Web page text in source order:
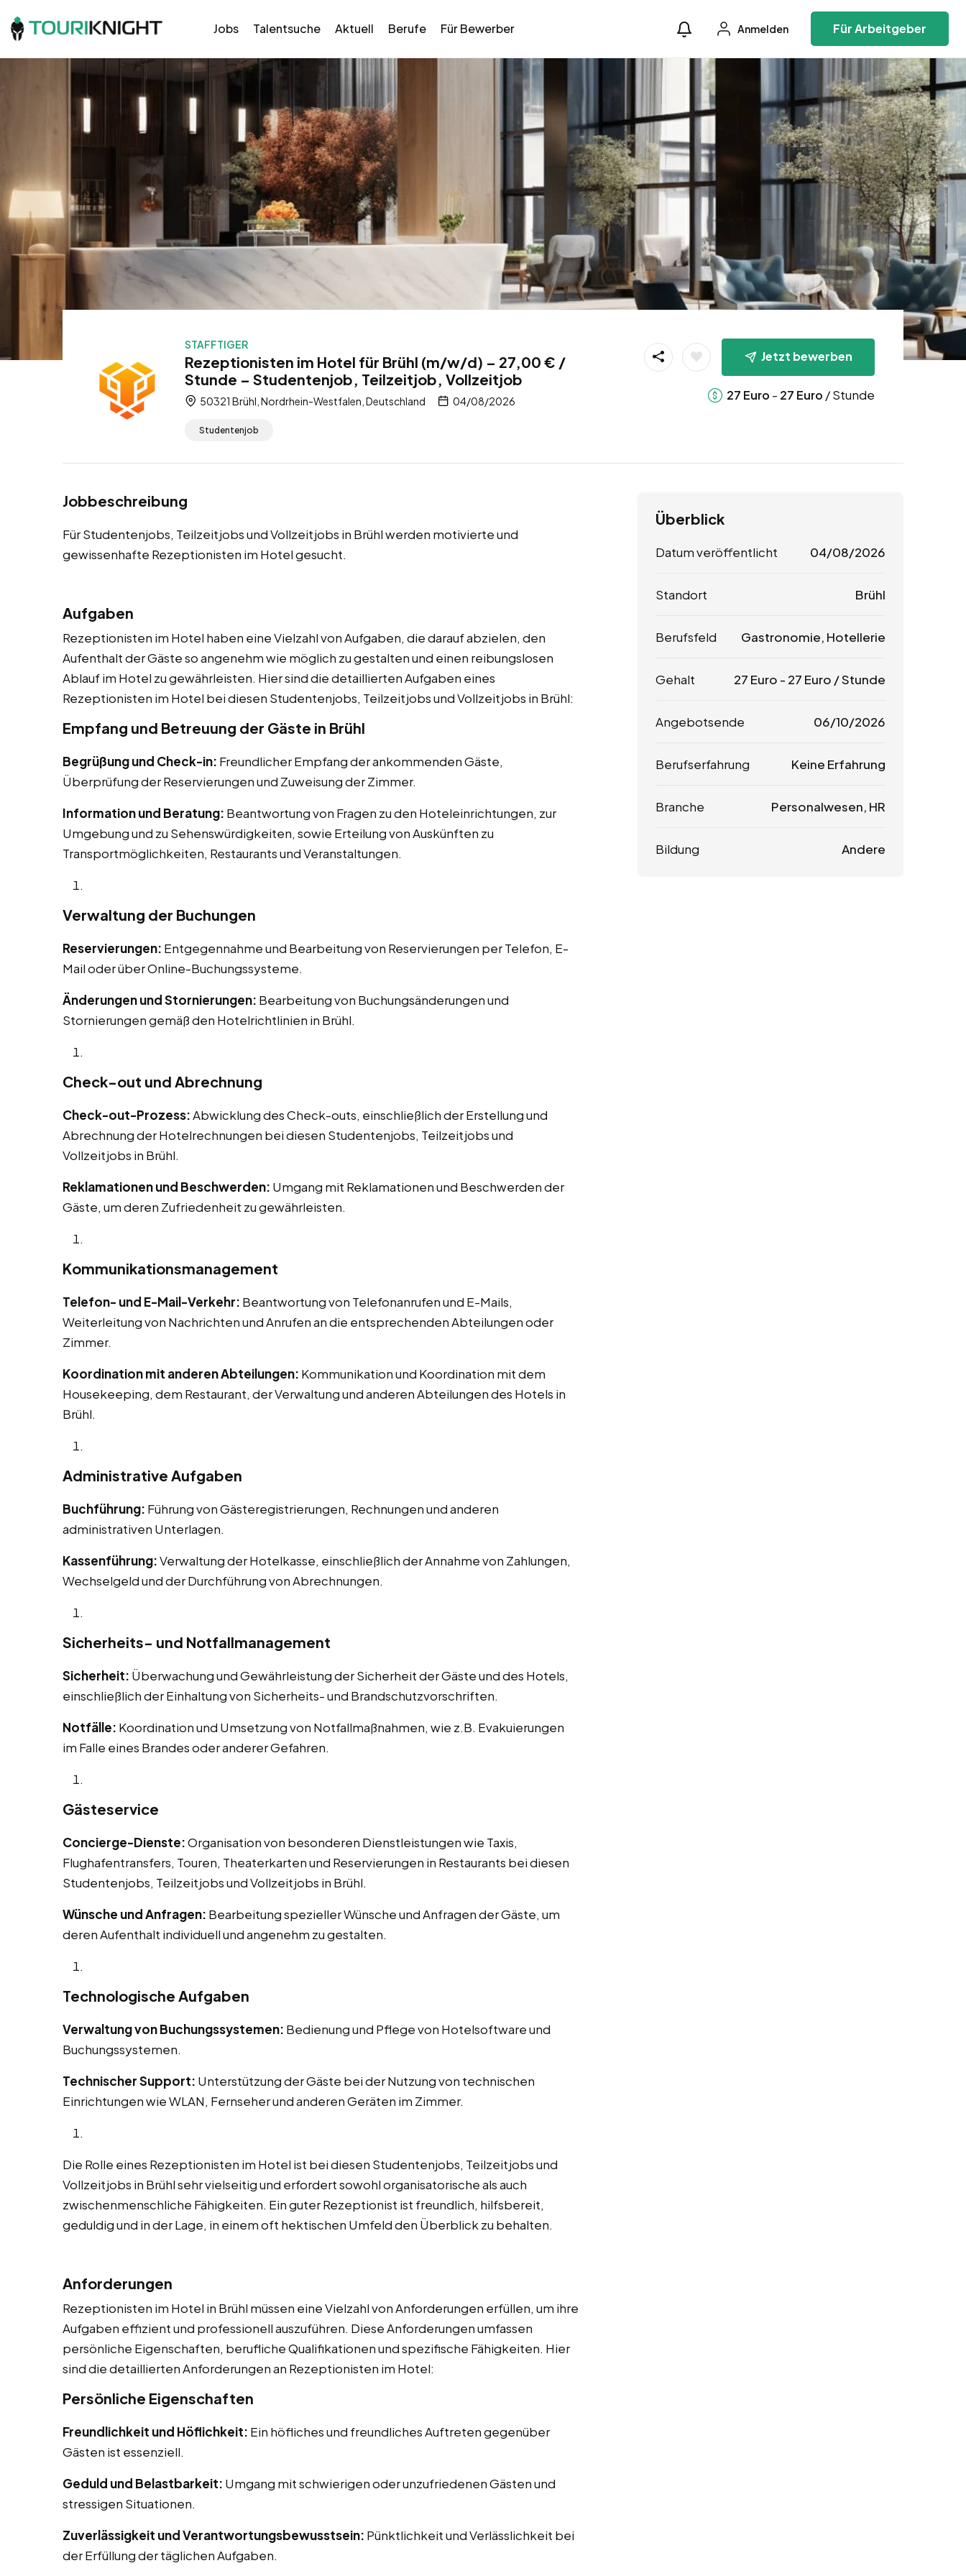
Jobs Talentsuche Aktuell Berufe Für Bewerber Anmelden Für Arbeitgeber
STAFFTIGER
Rezeptionisten im Hotel für Brühl (m/w/d) – 27,00 € /
Stunde – Studentenjob, Teilzeitjob, Vollzeitjob
50321 Brühl, Nordrhein-Westfalen, Deutschland 04/08/2026
Studentenjob
Jetzt bewerben
27 Euro - 27 Euro / Stunde
Jobbeschreibung
Für Studentenjobs, Teilzeitjobs und Vollzeitjobs in Brühl werden motivierte und
gewissenhafte Rezeptionisten im Hotel gesucht.
Aufgaben
Rezeptionisten im Hotel haben eine Vielzahl von Aufgaben, die darauf abzielen, den
Aufenthalt der Gäste so angenehm wie möglich zu gestalten und einen reibungslosen
Ablauf im Hotel zu gewährleisten. Hier sind die detaillierten Aufgaben eines
Rezeptionisten im Hotel bei diesen Studentenjobs, Teilzeitjobs und Vollzeitjobs in Brühl:
Empfang und Betreuung der Gäste in Brühl
Begrüßung und Check-in: Freundlicher Empfang der ankommenden Gäste,
Überprüfung der Reservierungen und Zuweisung der Zimmer.
Information und Beratung: Beantwortung von Fragen zu den Hoteleinrichtungen, zur
Umgebung und zu Sehenswürdigkeiten, sowie Erteilung von Auskünften zu
Transportmöglichkeiten, Restaurants und Veranstaltungen.
Verwaltung der Buchungen
Reservierungen: Entgegennahme und Bearbeitung von Reservierungen per Telefon, E-
Mail oder über Online-Buchungssysteme.
Änderungen und Stornierungen: Bearbeitung von Buchungsänderungen und
Stornierungen gemäß den Hotelrichtlinien in Brühl.
Check-out und Abrechnung
Check-out-Prozess:Abwicklung des Check-outs, einschließlich der Erstellung und
Abrechnung der Hotelrechnungen bei diesen Studentenjobs, Teilzeitjobs und
Vollzeitjobs in Brühl.
Reklamationen und Beschwerden: Umgang mit Reklamationen und Beschwerden der
Gäste, um deren Zufriedenheit zu gewährleisten.
Kommunikationsmanagement
Telefon- und E-Mail-Verkehr: Beantwortung von Telefonanrufen und E-Mails,
Weiterleitung von Nachrichten und Anrufen an die entsprechenden Abteilungen oder
Zimmer.
Koordination mit anderen Abteilungen: Kommunikation und Koordination mit dem
Housekeeping, dem Restaurant, der Verwaltung und anderen Abteilungen des Hotels in
Brühl.
Administrative Aufgaben
Buchführung: Führung von Gästeregistrierungen, Rechnungen und anderen
administrativen Unterlagen.
Kassenführung:Verwaltung der Hotelkasse, einschließlich der Annahme von Zahlungen,
Wechselgeld und der Durchführung von Abrechnungen.
Sicherheits- und Notfallmanagement
Sicherheit: Überwachung und Gewährleistung der Sicherheit der Gäste und des Hotels,
einschließlich der Einhaltung von Sicherheits- und Brandschutzvorschriften.
Notfälle: Koordination und Umsetzung von Notfallmaßnahmen, wie z.B. Evakuierungen
im Falle eines Brandes oder anderer Gefahren.
Gästeservice
Concierge-Dienste:Organisation von besonderen Dienstleistungen wie Taxis,
Flughafentransfers, Touren, Theaterkarten und Reservierungen in Restaurants bei diesen
Studentenjobs, Teilzeitjobs und Vollzeitjobs in Brühl.
Wünsche und Anfragen: Bearbeitung spezieller Wünsche und Anfragen der Gäste, um
deren Aufenthalt individuell und angenehm zu gestalten.
Technologische Aufgaben
Verwaltung von Buchungssystemen: Bedienung und Pflege von Hotelsoftware und
Buchungssystemen.
Technischer Support: Unterstützung der Gäste bei der Nutzung von technischen
Einrichtungen wie WLAN, Fernseher und anderen Geräten im Zimmer.
Die Rolle eines Rezeptionisten im Hotel ist bei diesen Studentenjobs, Teilzeitjobs und
Vollzeitjobs in Brühl sehr vielseitig und erfordert sowohl organisatorische als auch
zwischenmenschliche Fähigkeiten. Ein guter Rezeptionist ist freundlich, hilfsbereit,
geduldig und in der Lage, in einem oft hektischen Umfeld den Überblick zu behalten.
Anforderungen
Rezeptionisten im Hotel in Brühl müssen eine Vielzahl von Anforderungen erfüllen, um ihre
Aufgaben effizient und professionell auszuführen. Diese Anforderungen umfassen
persönliche Eigenschaften, berufliche Qualifikationen und spezifische Fähigkeiten. Hier
sind die detaillierten Anforderungen an Rezeptionisten im Hotel:
Persönliche Eigenschaften
Freundlichkeit und Höflichkeit: Ein höfliches und freundliches Auftreten gegenüber
Gästen ist essenziell.
Geduld und Belastbarkeit: Umgang mit schwierigen oder unzufriedenen Gästen und
stressigen Situationen.
Zuverlässigkeit und Verantwortungsbewusstsein: Pünktlichkeit und Verlässlichkeit bei
der Erfüllung der täglichen Aufgaben.
Überblick
Datum veröffentlicht 04/08/2026
Standort Brühl
Berufsfeld Gastronomie, Hotellerie
Gehalt 27 Euro - 27 Euro / Stunde
Angebotsende 06/10/2026
Berufserfahrung Keine Erfahrung
Branche Personalwesen, HR
Bildung Andere